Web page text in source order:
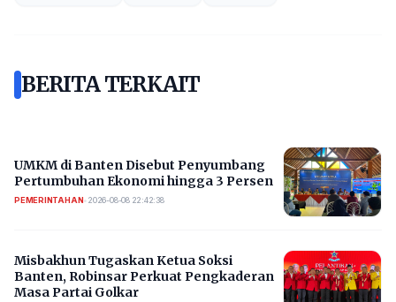
BERITA TERKAIT
UMKM di Banten Disebut Penyumbang
Pertumbuhan Ekonomi hingga 3 Persen
PEMERINTAHAN• 2026-08-08 22:42:38
Misbakhun Tugaskan Ketua Soksi
Banten, Robinsar Perkuat Pengkaderan
Masa Partai Golkar